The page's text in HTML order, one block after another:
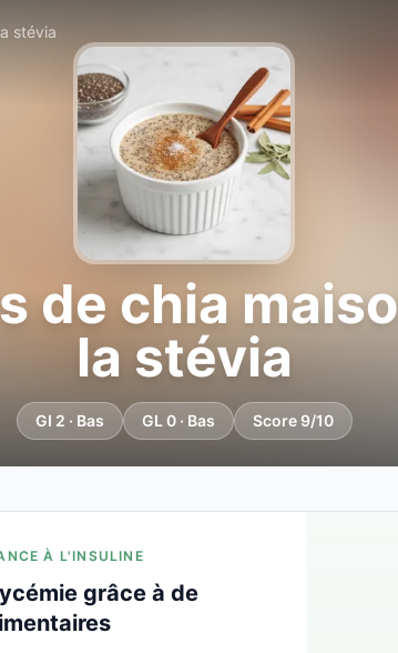
stévia
de chia
la stévia
GI 2 · Bas GL 0 · Bas Score 9/10
À L'INSULINE
grâce à de